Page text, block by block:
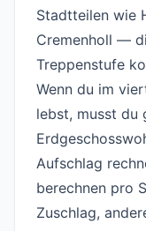
Stadtteilen wie
Cremenholl —
Treppenstufe
Wenn du im
lebst, musst du
Aufschlag
berechnen pro
Zuschlag,